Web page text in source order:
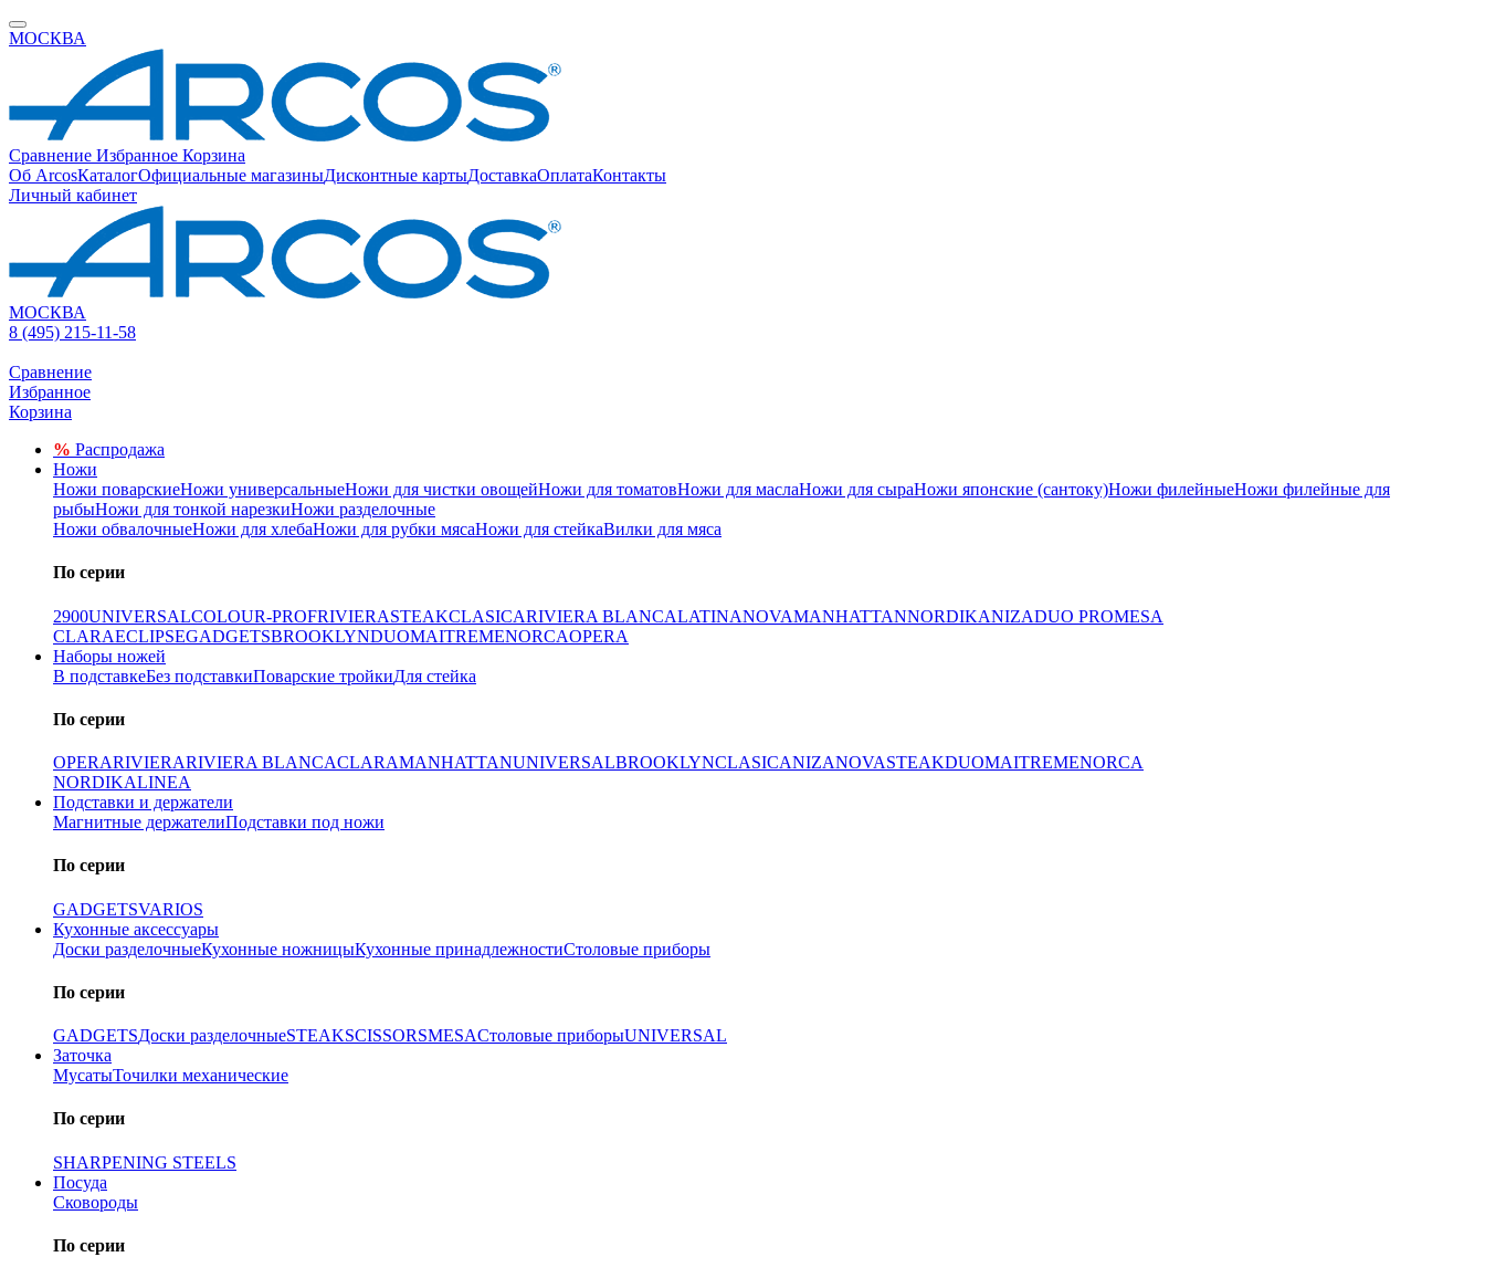
МОСКВА
Сравнение Избранное Корзина
Об ArcosКаталогОфициальные магазиныДисконтные картыДоставкаОплатаКонтакты
Личный кабинет
МОСКВА
8 (495) 215-11-58
Сравнение
Избранное
Корзина
% Распродажа
Ножи
Ножи поварскиеНожи универсальныеНожи для чистки овощейНожи для томатовНожи для маслаНожи для сыраНожи японские (сантоку)Ножи филейныеНожи филейные для
рыбыНожи для тонкой нарезкиНожи разделочные
Ножи обвалочныеНожи для хлебаНожи для рубки мясаНожи для стейкаВилки для мяса
По серии
2900UNIVERSALCOLOUR-PROFRIVIERASTEAKCLASICARIVIERA BLANCALATINANOVAMANHATTANNORDIKANIZADUO PROMESA
CLARAECLIPSEGADGETSBROOKLYNDUOMAITREMENORCAOPERA
Наборы ножей
В подставкеБез подставкиПоварские тройкиДля стейка
По серии
OPERARIVIERARIVIERA BLANCACLARAMANHATTANUNIVERSALBROOKLYNCLASICANIZANOVASTEAKDUOMAITREMENORCA
NORDIKALINEA
Подставки и держатели
Магнитные держателиПодставки под ножи
По серии
GADGETSVARIOS
Кухонные аксессуары
Доски разделочныеКухонные ножницыКухонные принадлежностиСтоловые приборы
По серии
GADGETSДоски разделочныеSTEAKSCISSORSMESAСтоловые приборыUNIVERSAL
Заточка
МусатыТочилки механические
По серии
SHARPENING STEELS
Посуда
Сковороды
По серии